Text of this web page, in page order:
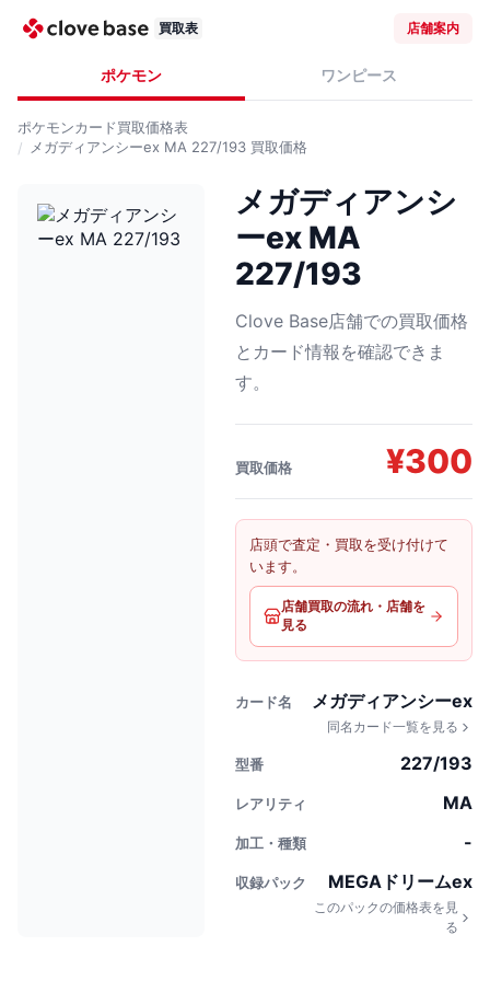
買取表 店舗案内
ポケモン ワンピース
ポケモンカード買取価格表
メガディアンシーex MA 227/193 買取価格
メガディアンシ
ーex MA
227/193
Clove Base店舗での買取価格
とカード情報を確認できま
す。
買取価格 ¥300
店頭で査定・買取を受け付けて
います。
店舗買取の流れ・店舗を
見る
カード名 メガディアンシーex
同名カード一覧を見る
型番 227/193
レアリティ MA
加工・種類 -
収録パック MEGAドリームex
このパックの価格表を見
る